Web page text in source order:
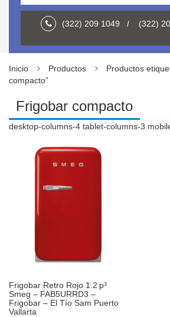
(322) 209 1049 / (322)
Inicio Productos
Productos
compacto”
Frigobar compacto
desktop-columns-4 tablet-columns-3
Frigobar Retro Rojo 1.2 p³
Smeg – FAB5URRD3 –
Frigobar – El Tío Sam Puerto
Vallarta